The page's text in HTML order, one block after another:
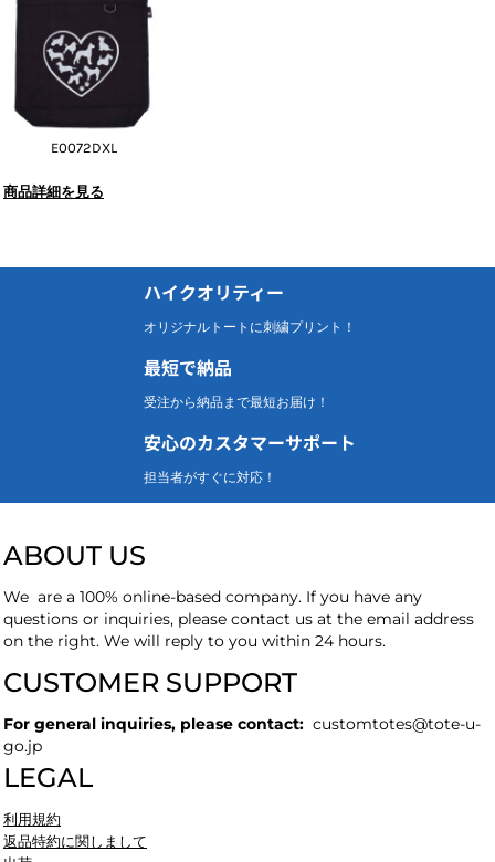
E0072DXL
商品詳細を見る
ハイクオリティー
オリジナルトートに刺繍プリント！
最短で納品
受注から納品まで最短お届け！
安心のカスタマーサポート
担当者がすぐに対応！
ABOUT US
We are a 100% online-based company. If you have any
questions or inquiries, please contact us at the email address
on the right. We will reply to you within 24 hours.
CUSTOMER SUPPORT
For general inquiries, please contact: customtotes@tote-u-
go.jp
LEGAL
利用規約
返品特約に関しまして